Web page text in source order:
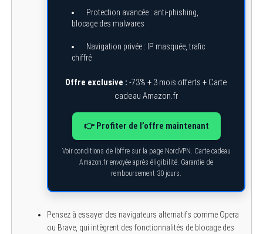
Protection avancée : anti-phishing,
blocage des malwares
Navigation privée : IP masquée, trafic
chiffré
Offre exclusive : -73% + 3 mois offerts + Carte
cadeau Amazon.fr
👉 Profiter de l’offre maintenant
Voir conditions de l’offre sur la page NordVPN. Carte cadeau
Amazon.fr envoyée après éligibilité. Garantie de
remboursement 30 jours.
Pensez à essayer des navigateurs alternatifs comme Opera
ou Brave, qui intègrent des fonctionnalités de blocage des